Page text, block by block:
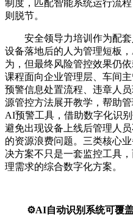
制度，匹配智能系统运行流
则脱节。
安全领导力培训作为配
设备落地后的人为管理短板
为，但最终风险管控效果仍
课程面向企业管理层、车间
预警信息处置流程、违章人
源管控方法展开教学，帮助
AI预警工具，借助数字化识
避免出现设备上线后管理人
的资源浪费问题。三类核心
决方案不只是一套监控工具
理需求的综合数字化方案。
⚙️AI自动识别系统可覆